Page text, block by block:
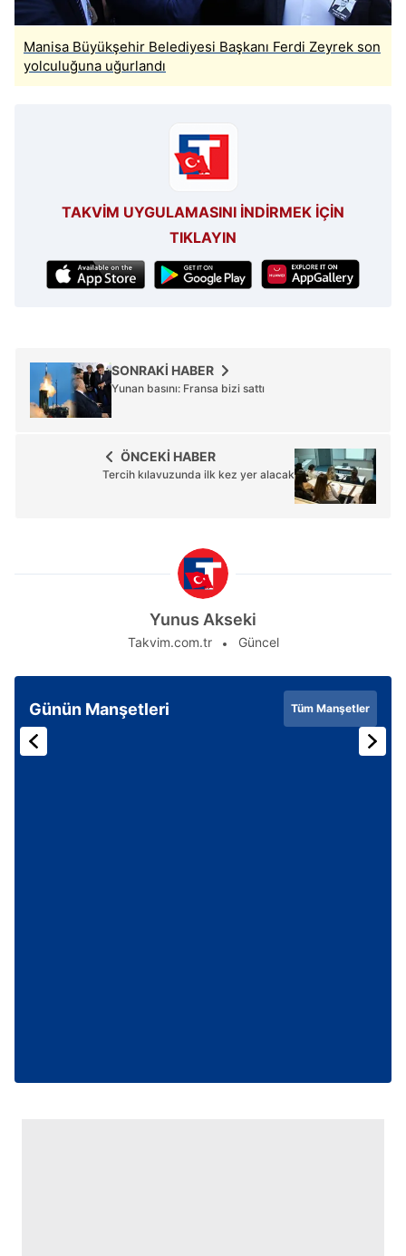
Manisa Büyükşehir Belediyesi Başkanı Ferdi Zeyrek son
yolculuğuna uğurlandı
TAKVİM UYGULAMASINI İNDİRMEK İÇİN
TIKLAYIN
SONRAKİ HABER
Yunan basını: Fransa bizi sattı
ÖNCEKİ HABER
Tercih kılavuzunda ilk kez yer alacak
Yunus Akseki
Takvim.com.tr Güncel
Günün Manşetleri Tüm Manşetler